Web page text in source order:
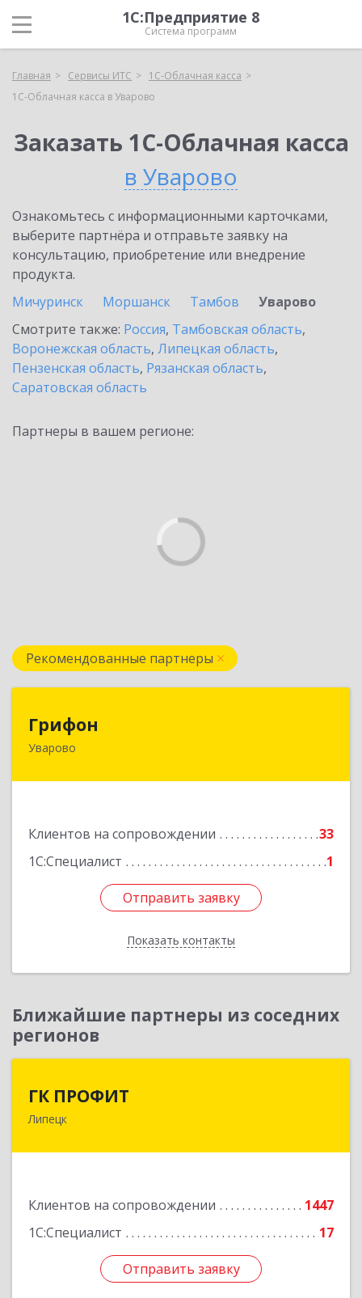
1С:Предприятие 8
Система программ
Главная Сервисы ИТС
1С-Облачная касса
1С-Облачная касса в Уварово
Заказать 1С-Облачная касса
в Уварово
Ознакомьтесь с информационными карточками,
выберите партнёра и отправьте заявку на
консультацию, приобретение или внедрение
продукта.
Мичуринск
Моршанск Тамбов
Уварово
Смотрите также: Россия, Тамбовская область,
Воронежская область, Липецкая область,
Пензенская область, Рязанская область,
Саратовская область
Партнеры в вашем регионе:
Рекомендованные партнеры
Грифон
Уварово
Клиентов на сопровождении
33
1С:Специалист
1
Отправить заявку
Показать контакты
393461, Тамбовская обл, Уварово г, Южная ул,
Отправить заявку
Назад
Ближайшие партнеры из соседних
регионов
ГК ПРОФИТ
Липецк
Клиентов на сопровождении
1447
1С:Специалист
17
Отправить заявку
398001, Липецкая обл, Липецк г, Советская ул,
Отправить заявку